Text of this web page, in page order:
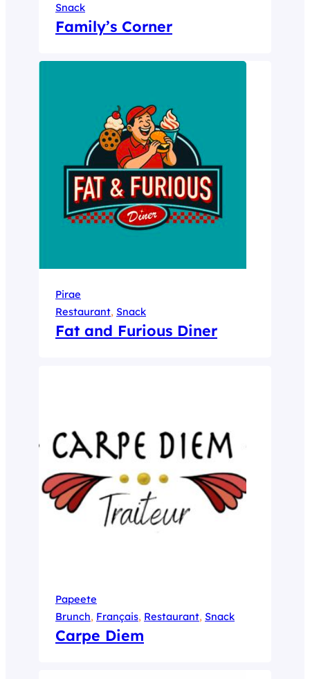
Snack
Family’s Corner
Pirae
Restaurant, Snack
Fat and Furious Diner
Papeete
Brunch, Français, Restaurant, Snack
Carpe Diem